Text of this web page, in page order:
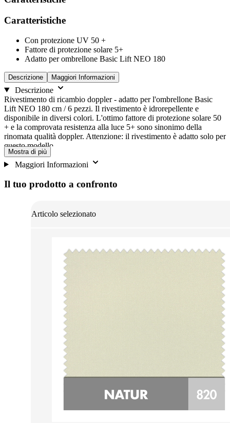
Caratteristiche
Con protezione UV 50 +
Fattore di protezione solare 5+
Adatto per ombrellone Basic Lift NEO 180
Descrizione Maggiori Informazioni
Descrizione
Rivestimento di ricambio doppler - adatto per l'ombrellone Basic
Lift NEO 180 cm / 6 pezzi. Il rivestimento è idrorepellente e
disponibile in diversi colori. L'ottimo fattore di protezione solare 50
+ e la comprovata resistenza alla luce 5+ sono sinonimo della
rinomata qualità doppler. Attenzione: il rivestimento è adatto solo per
questo modello.
Mostra di più
Maggiori Informazioni
Il tuo prodotto a confronto
Articolo selezionato